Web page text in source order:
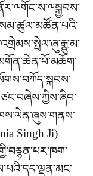
Singh Ji)